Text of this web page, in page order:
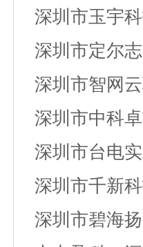
深圳市玉宇
深圳市定尔
深圳市智网
深圳市中科
深圳市台电
深圳市千新
深圳市碧海